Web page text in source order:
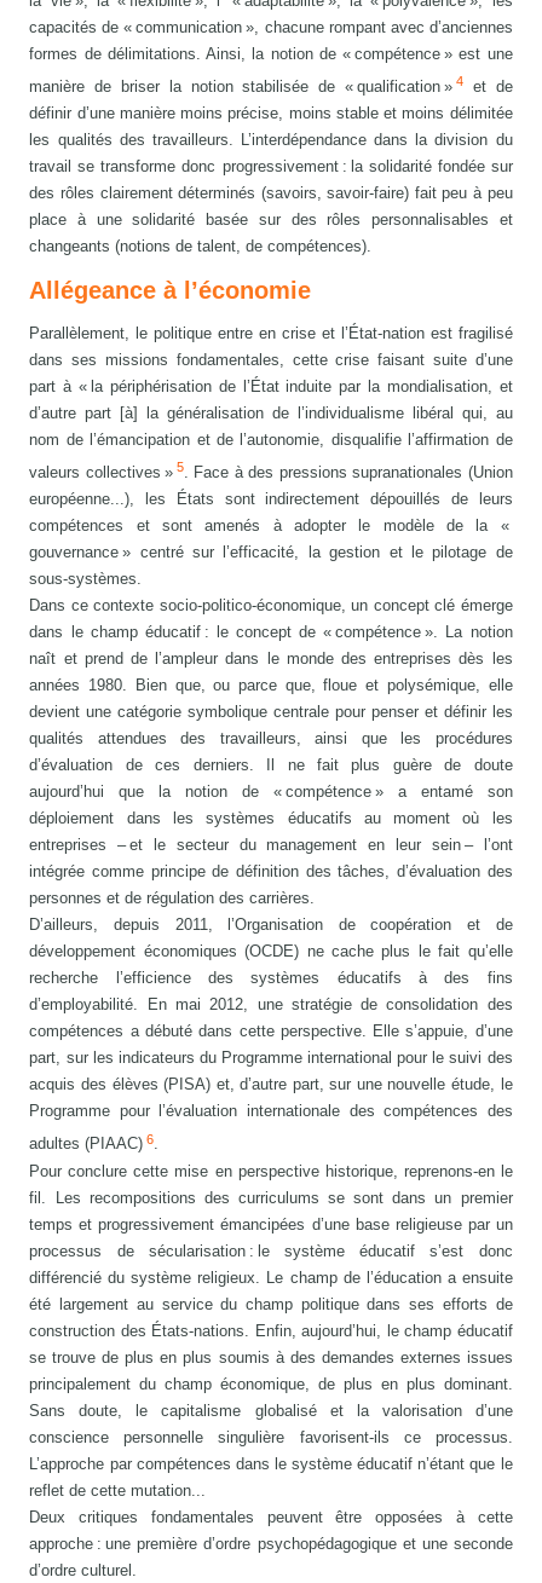
capacités de « communication », chacune rompant avec d’anciennes
formes de délimitations. Ainsi, la notion de « compétence » est une
manière de briser la notion stabilisée de « qualification » 4et de
définir d’une manière moins précise, moins stable et moins délimitée
les qualités des travailleurs. L’interdépendance dans la division du
travail se transforme donc progressivement : la solidarité fondée sur
des rôles clairement déterminés (savoirs, savoir-faire) fait peu à peu
place à une solidarité basée sur des rôles personnalisables et
changeants (notions de talent, de compétences).
Allégeance à l’économie
Parallèlement, le politique entre en crise et l’État-nation est fragilisé
dans ses missions fondamentales, cette crise faisant suite d’une
part à « la périphérisation de l’État induite par la mondialisation, et
d’autre part [à] la généralisation de l’individualisme libéral qui, au
nom de l’émancipation et de l’autonomie, disqualifie l’affirmation de
valeurs collectives » 5. Face à des pressions supranationales (Union
européenne...), les États sont indirectement dépouillés de leurs
compétences et sont amenés à adopter le modèle de la «
gouvernance » centré sur l’efficacité, la gestion et le pilotage de
sous-systèmes.
Dans ce contexte socio-politico-économique, un concept clé émerge
dans le champ éducatif : le concept de « compétence ». La notion
naît et prend de l’ampleur dans le monde des entreprises dès les
années 1980. Bien que, ou parce que, floue et polysémique, elle
devient une catégorie symbolique centrale pour penser et définir les
qualités attendues des travailleurs, ainsi que les procédures
d’évaluation de ces derniers. Il ne fait plus guère de doute
aujourd’hui que la notion de « compétence » a entamé son
déploiement dans les systèmes éducatifs au moment où les
entreprises – et le secteur du management en leur sein – l’ont
intégrée comme principe de définition des tâches, d’évaluation des
personnes et de régulation des carrières.
D’ailleurs, depuis 2011, l’Organisation de coopération et de
développement économiques (OCDE) ne cache plus le fait qu’elle
recherche l’efficience des systèmes éducatifs à des fins
d’employabilité. En mai 2012, une stratégie de consolidation des
compétences a débuté dans cette perspective. Elle s’appuie, d’une
part, sur les indicateurs du Programme international pour le suivi des
acquis des élèves (PISA) et, d’autre part, sur une nouvelle étude, le
Programme pour l’évaluation internationale des compétences des
adultes (PIAAC)6.
Pour conclure cette mise en perspective historique, reprenons-en le
fil. Les recompositions des curriculums se sont dans un premier
temps et progressivement émancipées d’une base religieuse par un
processus de sécularisation : le système éducatif s’est donc
différencié du système religieux. Le champ de l’éducation a ensuite
été largement au service du champ politique dans ses efforts de
construction des États-nations. Enfin, aujourd’hui, le champ éducatif
se trouve de plus en plus soumis à des demandes externes issues
principalement du champ économique, de plus en plus dominant.
Sans doute, le capitalisme globalisé et la valorisation d’une
conscience personnelle singulière favorisent-ils ce processus.
L’approche par compétences dans le système éducatif n’étant que le
reflet de cette mutation...
Deux critiques fondamentales peuvent être opposées à cette
approche : une première d’ordre psychopédagogique et une seconde
d’ordre culturel.